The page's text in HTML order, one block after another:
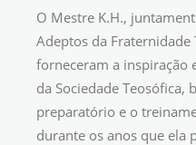
O Mestre K.H.,
Adeptos da Fraternidade
forneceram a inspiração
da Sociedade Teosófica,
preparatório e o
durante os anos que ela